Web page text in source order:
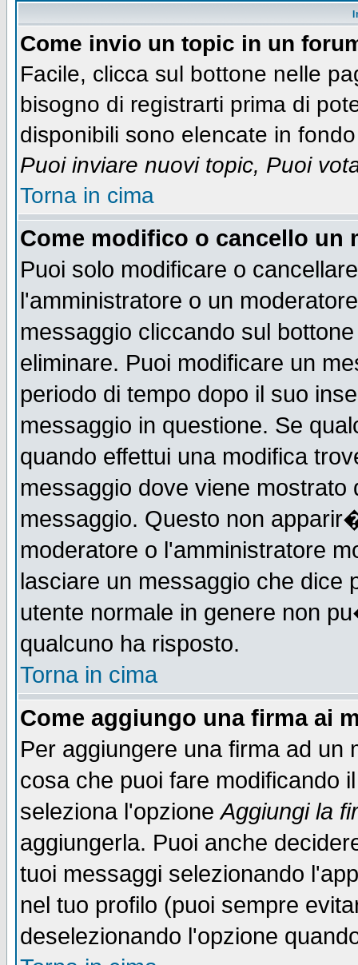
Come invio un topic in un
Facile, clicca sul bottone nelle
bisogno di registrarti prima di
disponibili sono elencate in
Puoi inviare nuovi topic, Puoi
Torna in cima
Come modifico o cancello un
Puoi solo modificare o
l'amministratore o un
messaggio cliccando sul
eliminare. Puoi modificare un
periodo di tempo dopo il suo
messaggio in questione. Se
quando effettui una modifica
messaggio dove viene mostrato
messaggio. Questo non
moderatore o l'amministratore
lasciare un messaggio che
utente normale in genere non
qualcuno ha risposto.
Torna in cima
Come aggiungo una firma ai
Per aggiungere una firma ad un
cosa che puoi fare modificando
seleziona l'opzioneAggiungi la
aggiungerla. Puoi anche
tuoi messaggi selezionando
nel tuo profilo (puoi sempre
deselezionando l'opzione